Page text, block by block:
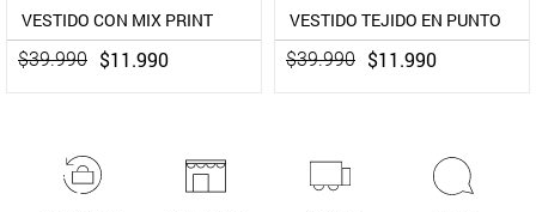
VESTIDO CON MIX PRINT
$39.990 $11.990
VESTIDO TEJIDO EN PUNTO
$39.990 $11.990